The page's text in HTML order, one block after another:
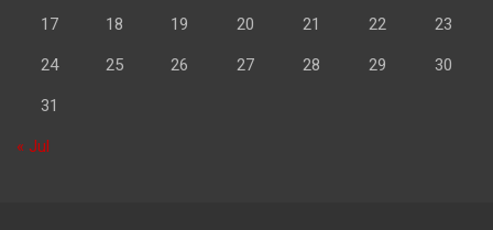
17 18 19 20 21 22 23
24 25 26 27 28 29 30
31
« Jul